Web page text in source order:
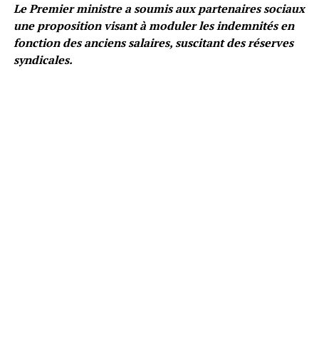
Le Premier ministre a soumis aux partenaires sociaux
une proposition visant à moduler les indemnités en
fonction des anciens salaires, suscitant des réserves
syndicales.